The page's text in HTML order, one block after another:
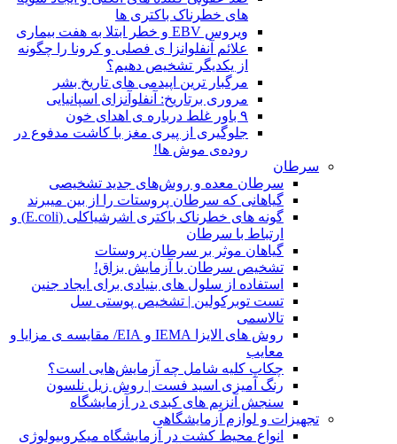
های خطرناک باکتری ها
ویروس EBV و خطر ابتلا به هفت بیماری
علائم آنفلوانزا ی فصلی و کرونا را چگونه
از یکدیگر تشخیص دهیم؟
مرگبار ترین اپیدمی های تاریخ بشر
مروری برتاریخ: آنفلوآنزای اسپانیایی
۹ باور غلط درباره ی اهدای خون
جلوگیری از پیری مغز با کاشت مدفوع در
روده‌ی موش ها!
سرطان
سرطان معده و روش‌های جدید تشخیصی
گیاهانی که سرطان پروستات را از بین میبرند
گونه های خطرناک باکتری اشرشیاکلی (E.coli) و
ارتباط با سرطان
گیاهان موثر بر سرطان پروستات
تشخیص سرطان با آزمایش بزاق!
استفاده از سلول های بنیادی برای ایجاد جنین
تست توبرکولین | تشخیص پوستی سل
تالاسمی
روش های الایزا IEMA و EIA/ مقایسه ی مزایا و
معایب
چکاپ کلیه شامل چه آزمایش‌هایی است؟
رنگ آمیزی اسید فست | روش زیل نلسون
سنجش آنزیم های کبدی در آزمایشگاه
تجهیزات و لوازم آزمایشگاهی
انواع محیط کشت در آزمایشگاه میکروبیولوژی